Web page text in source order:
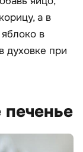
а в
в
духовке при